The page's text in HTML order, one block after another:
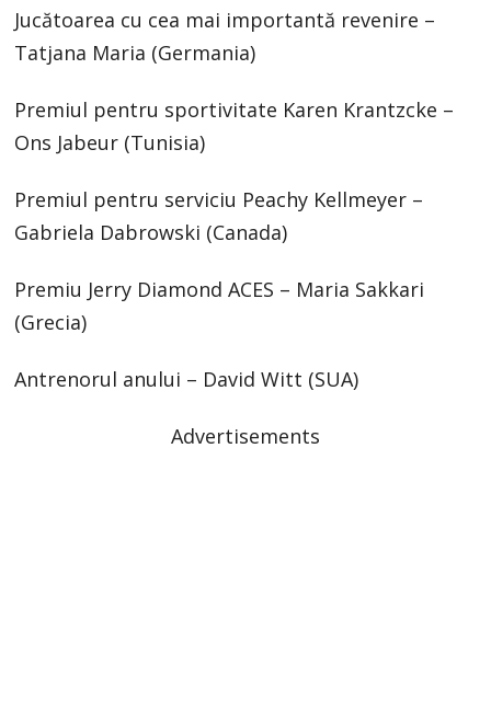
Jucătoarea cu cea mai importantă revenire –
Tatjana Maria (Germania)
Premiul pentru sportivitate Karen Krantzcke –
Ons Jabeur (Tunisia)
Premiul pentru serviciu Peachy Kellmeyer –
Gabriela Dabrowski (Canada)
Premiu Jerry Diamond ACES – Maria Sakkari
(Grecia)
Antrenorul anului – David Witt (SUA)
Advertisements